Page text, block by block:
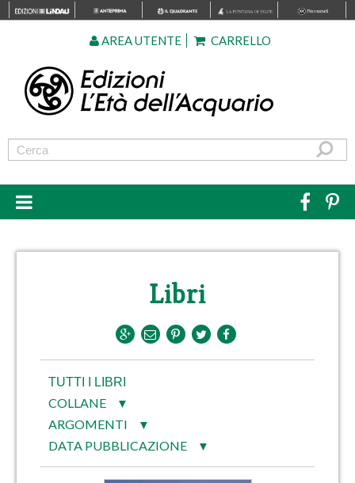
AREA UTENTE CARRELLO
Libri
TUTTI I LIBRI
COLLANE ▼
ARGOMENTI ▼
DATA PUBBLICAZIONE ▼